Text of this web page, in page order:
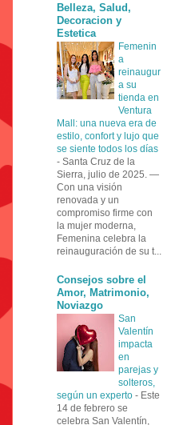
Belleza, Salud,
Decoracion y
Estetica
Femenin
a
reinaugur
a su
tienda en
Ventura
Mall: una nueva era de
estilo, confort y lujo que
se siente todos los días
- Santa Cruz de la
Sierra, julio de 2025. —
Con una visión
renovada y un
compromiso firme con
la mujer moderna,
Femenina celebra la
reinauguración de su t...
Consejos sobre el
Amor, Matrimonio,
Noviazgo
San
Valentín
impacta
en
parejas y
solteros,
según un experto - Este
14 de febrero se
celebra San Valentín,